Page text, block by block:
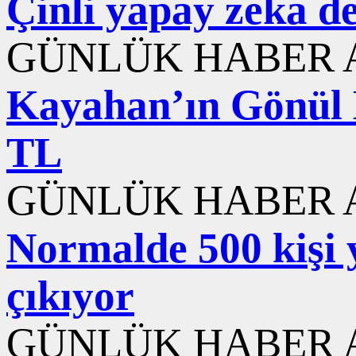
Çinli yapay zeka
GÜNLÜK HABER
Kayahan’ın
TL
GÜNLÜK HABER
Normalde 500 kişi
çıkıyor
GÜNLÜK HABER